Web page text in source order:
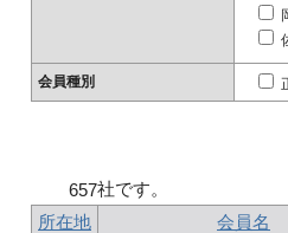
会員種別
657社です。
所在地
会員名